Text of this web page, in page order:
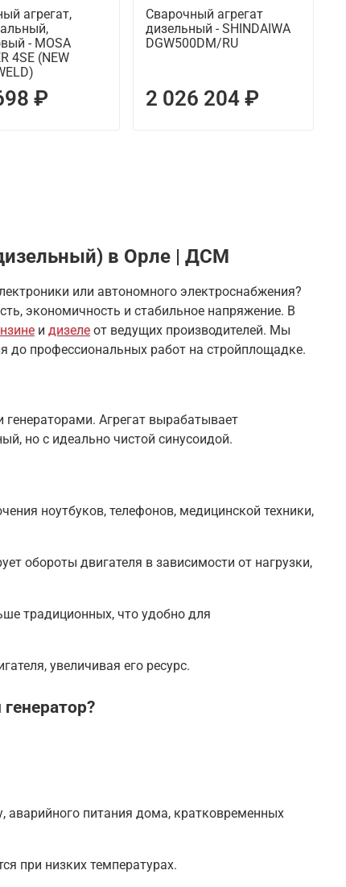
агрегат,
- MOSA
4SE (NEW
₽
Сварочный агрегат
дизельный - SHINDAIWA
DGW500DM/RU
2 026 204 ₽
в Орле | ДСМ
или автономного электроснабжения?
экономичность и стабильное напряжение. В
и дизелеот ведущих производителей. Мы
до профессиональных работ на стройплощадке.
Агрегат вырабатывает
но с идеально чистой синусоидой.
ноутбуков, телефонов, медицинской техники,
обороты двигателя в зависимости от нагрузки,
традиционных, что удобно для
увеличивая его ресурс.
аварийного питания дома, кратковременных
при низких температурах.